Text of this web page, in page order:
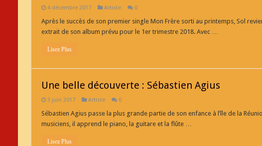
4 décembre 2017 Artiste 0
Après le succès de son premier single Mon Frère sorti au printemps, Sol
extrait de son album prévu pour le 1er trimestre 2018. Avec …
Lisez Plus
Une belle découverte : Sébastien Agius
3 juin 2017 Artiste 0
Sébastien Agius passe la plus grande partie de son enfance à l’île de la
musiciens, il apprend le piano, la guitare et la flûte …
Lisez Plus